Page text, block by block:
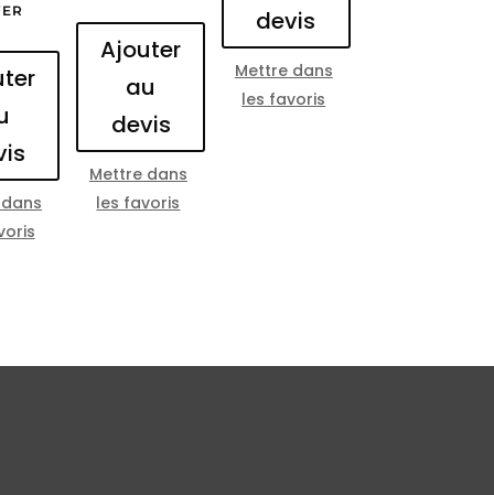
Ajouter
au
devis
Mettre dans
les favoris
devis
Mettre dans
les favoris